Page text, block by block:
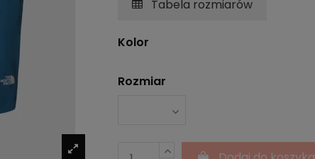
Tabela rozmiarów
Kolor
Rozmiar